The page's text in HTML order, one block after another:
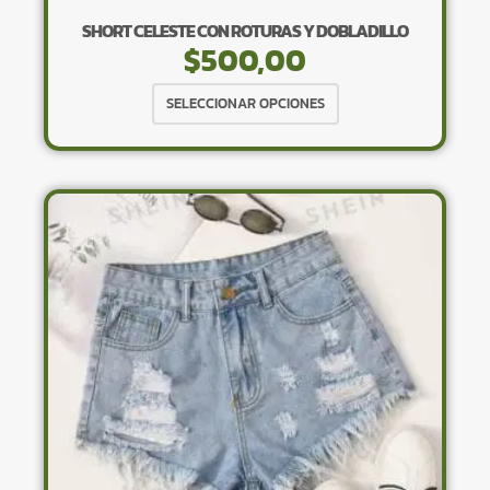
SHORT CELESTE CON ROTURAS Y DOBLADILLO
$500,00
SELECCIONAR OPCIONES
producto
tiene
variantes.
opciones
se
pueden
elegir
en
la
página
de
producto